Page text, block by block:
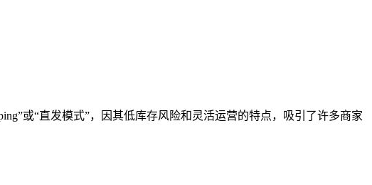
或“直发模式”，因其低库存风险和灵活运营的特点，吸引了许多商家